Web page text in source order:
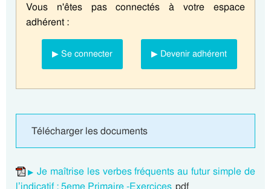
Vous n'êtes pas connectés à votre espace
adhérent :
▶ Se connecter ▶ Devenir adhérent
Télécharger les documents
Je maîtrise les verbes fréquents au futur simple de
l’indicatif : 5eme Primaire -Exercices pdf